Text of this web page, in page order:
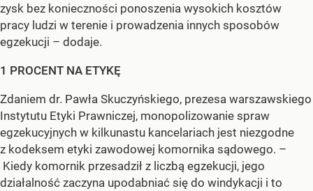
zysk bez konieczności ponoszenia wysokich kosztów
pracy ludzi w terenie i prowadzenia innych sposobów
egzekucji – dodaje.
1 PROCENT NA ETYKĘ
Zdaniem dr. Pawła Skuczyńskiego, prezesa warszawskiego
Instytutu Etyki Prawniczej, monopolizowanie spraw
egzekucyjnych w kilkunastu kancelariach jest niezgodne
z kodeksem etyki zawodowej komornika sądowego. –
Kiedy komornik przesadził z liczbą egzekucji, jego
działalność zaczyna upodabniać się do windykacji i to